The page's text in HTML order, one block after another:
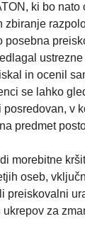
ki bo nato
zbiranje
posebna
in ocenil
se lahko
v
predmet
morebitne
oseb,
preiskovalni
za